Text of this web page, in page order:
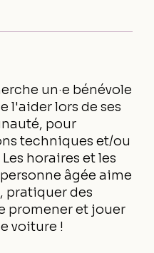
un·e bénévole
l'aider lors de ses
pour
techniques et/ou
horaires et les
âgée aime
pratiquer des
promener et jouer
voiture !